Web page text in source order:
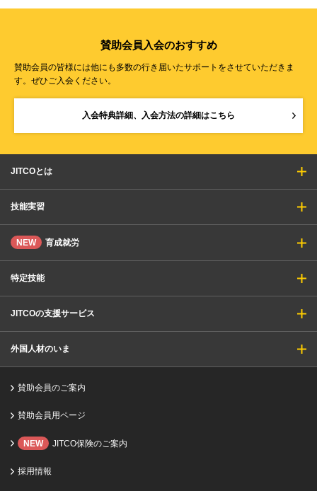
賛助会員入会のおすすめ
賛助会員の皆様には他にも多数の行き届いたサポートをさせていただきま
す。ぜひご入会ください。
入会特典詳細、入会方法の詳細はこちら
JITCOとは
技能実習
NEW 育成就労
特定技能
JITCOの支援サービス
外国人材のいま
賛助会員のご案内
賛助会員用ページ
NEW JITCO保険のご案内
採用情報